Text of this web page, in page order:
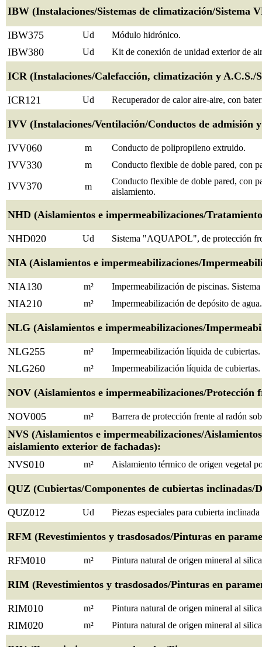
IBW (Instalaciones/Sistemas de climatización/Sistema
IBW375 Ud Módulo hidrónico.
IBW380 Ud Kit de conexión de unidad exterior de
ICR (Instalaciones/Calefacción, climatización y A.C.S./
ICR121 Ud Recuperador de calor aire-aire, con
IVV (Instalaciones/Ventilación/Conductos de admisión
IVV060 m Conducto de polipropileno extruido.
IVV330 m Conducto flexible de doble pared, con
IVV370 m
Conducto flexible de doble pared, con
aislamiento.
NHD (Aislamientos e impermeabilizaciones/
NHD020 Ud Sistema "AQUAPOL", de protección
NIA (Aislamientos e impermeabilizaciones/
NIA130 m² Impermeabilización de piscinas.
NIA210 m² Impermeabilización de depósito de
NLG (Aislamientos e impermeabilizaciones/
NLG255 m² Impermeabilización líquida de
NLG260 m² Impermeabilización líquida de
NOV (Aislamientos e impermeabilizaciones/Protección
NOV005 m² Barrera de protección frente al radón
NVS (Aislamientos e impermeabilizaciones/
aislamiento exterior de fachadas):
NVS010
m² Aislamiento térmico de origen vegetal
QUZ (Cubiertas/Componentes de cubiertas inclinadas/
QUZ012 Ud Piezas especiales para cubierta
RFM (Revestimientos y trasdosados/Pinturas en
RFM010 m² Pintura natural de origen mineral al
RIM (Revestimientos y trasdosados/Pinturas en
RIM010 m² Pintura natural de origen mineral al
RIM020 m² Pintura natural de origen mineral al